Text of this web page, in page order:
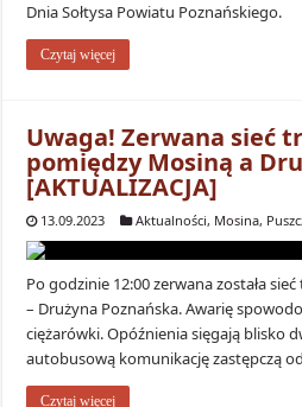
Dnia Sołtysa Powiatu Poznańskiego.
Czytaj więcej
Uwaga! Zerwana sieć
pomiędzy Mosiną a
[AKTUALIZACJA]
13.09.2023 Aktualności, Mosina,
Po godzinie 12:00 zerwana została
– Drużyna Poznańska. Awarię
ciężarówki. Opóźnienia sięgają blisko
autobusową komunikację zastępczą
Czytaj więcej